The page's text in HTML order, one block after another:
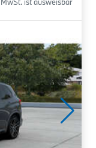
MwSt. ist ausweisbar